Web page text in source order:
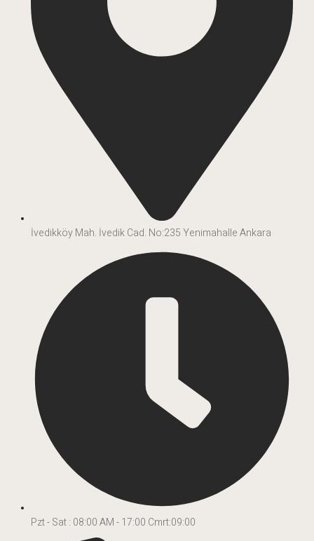
İvedikköy Mah. İvedik Cad. No:235 Yenimahalle Ankara
Pzt - Sat : 08:00 AM - 17:00 Cmrt:09:00